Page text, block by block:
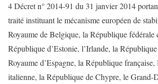
4 Décret n° 2014-91 du 31 janvier 2014
traité instituant le mécanisme européen de
Royaume de Belgique, la République fédérale
République d’Estonie, l’Irlande, la
Royaume d’Espagne, la République
italienne, la République de Chypre, le Grand-